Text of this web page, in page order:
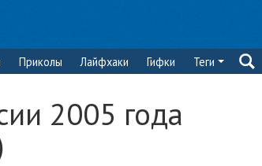
Приколы Лайфхаки Гифки Теги
2005 года